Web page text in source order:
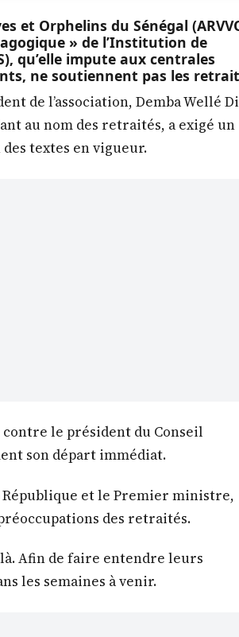
et Orphelins du Sénégal
» de l’Institution de
qu’elle impute aux centrales
ne soutiennent pas les
de l’association, Demba Wellé
au nom des retraités, a exigé un
textes en vigueur.
le président du Conseil
son départ immédiat.
et le Premier ministre,
des retraités.
Afin de faire entendre leurs
les semaines à venir.